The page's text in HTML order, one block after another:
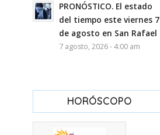
PRONÓSTICO. El estado
del tiempo este viernes 7
de agosto en San Rafael
7 agosto, 2026 - 4:00 am
HORÓSCOPO